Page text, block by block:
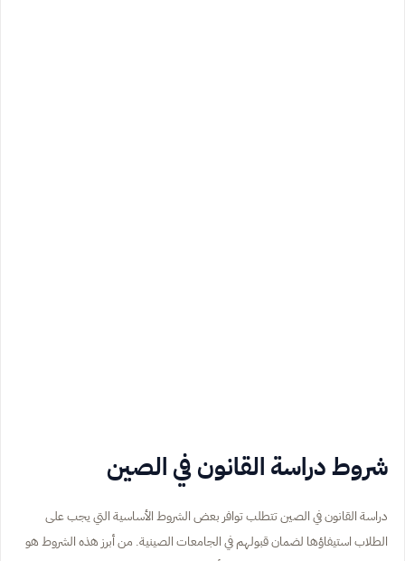
شروط دراسة القانون في الصين
دراسة القانون في الصين تتطلب توافر بعض الشروط الأساسية التي يجب على
الطلاب استيفاؤها لضمان قبولهم في الجامعات الصينية. من أبرز هذه الشروط هو